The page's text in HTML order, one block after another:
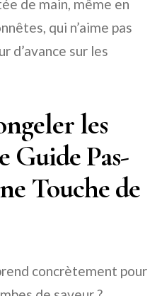
de main, même en
qui n’aime pas
d’avance sur les
les
Guide Pas-
Touche de
concrètement pour